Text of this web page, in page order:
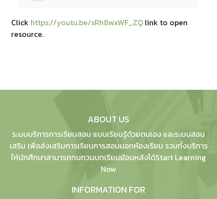
Click https://youtu.be/sRh8wxWF_ZQ link to open
resource.
ABOUT US
ระบบบริการการเรียนสอน แบบเรียนรู้ด้วยตนเอง และระบบสอน
เสริม เพื่อส่งเสริมการเรียนการสอนนอกห้องเรียน รวมทั้งบริการ
ให้นักศึกษาสามารถทบทวนบทเรียนย้อนหลังได้Start Learning
Now
INFORMATION FOR